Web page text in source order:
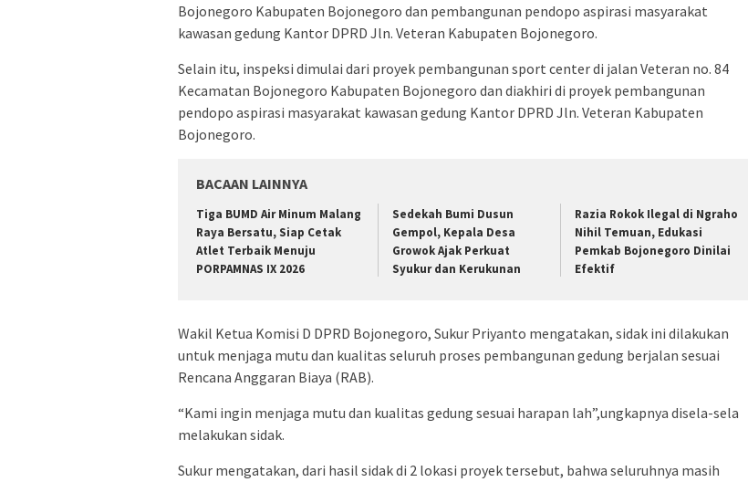
Bojonegoro Kabupaten Bojonegoro dan pembangunan pendopo aspirasi masyarakat
kawasan gedung Kantor DPRD Jln. Veteran Kabupaten Bojonegoro.
Selain itu, inspeksi dimulai dari proyek pembangunan sport center di jalan Veteran no. 84
Kecamatan Bojonegoro Kabupaten Bojonegoro dan diakhiri di proyek pembangunan
pendopo aspirasi masyarakat kawasan gedung Kantor DPRD Jln. Veteran Kabupaten
Bojonegoro.
BACAAN LAINNYA
Tiga BUMD Air Minum Malang
Raya Bersatu, Siap Cetak
Atlet Terbaik Menuju
PORPAMNAS IX 2026
Sedekah Bumi Dusun
Gempol, Kepala Desa
Growok Ajak Perkuat
Syukur dan Kerukunan
Razia Rokok Ilegal di Ngraho
Nihil Temuan, Edukasi
Pemkab Bojonegoro Dinilai
Efektif
Wakil Ketua Komisi D DPRD Bojonegoro, Sukur Priyanto mengatakan, sidak ini dilakukan
untuk menjaga mutu dan kualitas seluruh proses pembangunan gedung berjalan sesuai
Rencana Anggaran Biaya (RAB).
“Kami ingin menjaga mutu dan kualitas gedung sesuai harapan lah”,ungkapnya disela-sela
melakukan sidak.
Sukur mengatakan, dari hasil sidak di 2 lokasi proyek tersebut, bahwa seluruhnya masih